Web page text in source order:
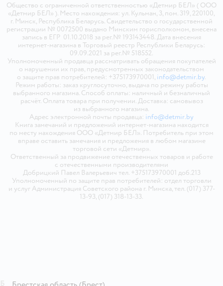
Общество с ограниченной ответственностью «Детмир БЕЛ» ( ООО
«Детмир БЕЛ» ). Место нахождения: ул. Кульман, 3, пом. 319, 220100,
г. Минск, Республика Беларусь. Свидетельство о государственной
регистрации № 0072500 выдано Минским горисполкомом, внесена
запись в ЕГР 01.10.2018 за рег.№ 193143448. Дата внесения
интернет-магазина в Торговый реестр Республики Беларусь:
09.09.2021 за рег.№ 518552.
Уполномоченный продавца рассматривать обращения покупателей
о нарушении их прав, предусмотренных законодательством
о защите прав потребителей: +375173970001, info@detmir.by.
Режим работы: заказ круглосуточно, выдача по режиму работы
выбранного магазина. Способ оплаты: наличный и безналичный
расчёт. Оплата товара при получении. Доставка: самовывоз
из выбранного магазина.
Адрес электронной почты продавца: info@detmir.by
Книга замечаний и предложений интернет-магазина находится
по месту нахождения ООО «Детмир БЕЛ». Потребитель при этом
вправе оставить замечания и предложения в любом магазине
торговой сети «Детмир».
Ответственный за продвижение отечественных товаров и работе
с отечественными производителями
Добрицкий Павел Валерьевич тел. +375173970001 доб.213
Уполномоченный по защите прав потребителей: отдел торговли
и услуг Администрация Советского района г. Минска, тел. (017) 377-
13-93, (017) 318-13-33.